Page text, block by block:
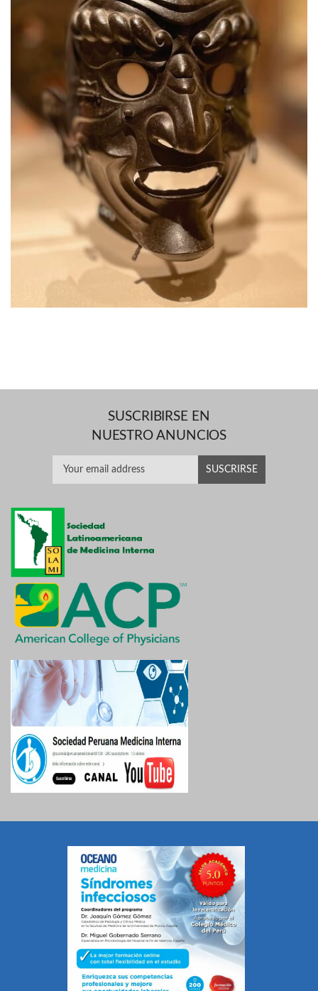
SUSCRIBIRSE EN
NUESTRO ANUNCIOS